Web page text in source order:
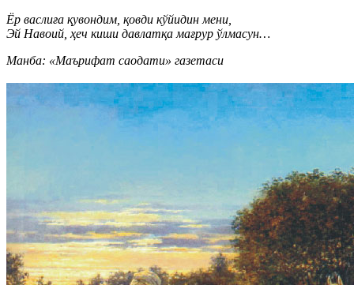
Ёр васлиға қувондим, қовди кўйидин мени,
Эй Навоий, ҳеч киши давлатқа мағрур ўлмасун…
Манба: «Маърифат саодати» газетаси